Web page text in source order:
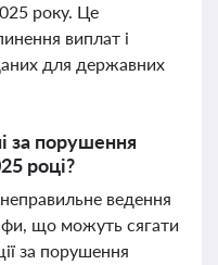
року. Це
виплат і
для державних
за порушення
році?
ведення
що можуть сягати
за порушення